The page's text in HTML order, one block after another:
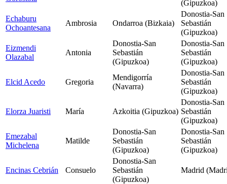
(Gipuzkoa)
Echaburu
Ochoantesana
Ambrosia Ondarroa (Bizkaia)
Donostia-San
Sebastián
(Gipuzkoa)
Eizmendi
Olazabal
Antonia
Donostia-San
Sebastián
(Gipuzkoa)
Donostia-San
Sebastián
(Gipuzkoa)
Elcid Acedo Gregoria
Mendigorría
(Navarra)
Donostia-San
Sebastián
(Gipuzkoa)
Elorza Juaristi María Azkoitia (Gipuzkoa)
Donostia-San
Sebastián
(Gipuzkoa)
Emezabal
Michelena
Matilde
Donostia-San
Sebastián
(Gipuzkoa)
Donostia-San
Sebastián
(Gipuzkoa)
Encinas Cebrián Consuelo
Donostia-San
Sebastián
(Gipuzkoa)
Madrid